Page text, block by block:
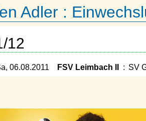
Adler :
12
06.08.2011 FSV Leimbach II : SV